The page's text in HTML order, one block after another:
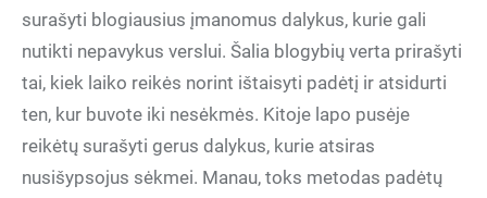
surašyti blogiausius įmanomus dalykus, kurie gali
nutikti nepavykus verslui. Šalia blogybių verta prirašyti
tai, kiek laiko reikės norint ištaisyti padėtį ir atsidurti
ten, kur buvote iki nesėkmės. Kitoje lapo pusėje
reikėtų surašyti gerus dalykus, kurie atsiras
nusišypsojus sėkmei. Manau, toks metodas padėtų